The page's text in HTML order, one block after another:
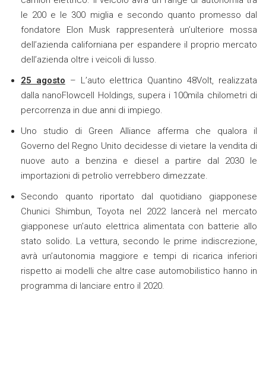
le 200 e le 300 miglia e secondo quanto promesso dal
fondatore Elon Musk rappresenterà un’ulteriore mossa
dell’azienda californiana per espandere il proprio mercato
dell’azienda oltre i veicoli di lusso.
25 agosto – L’auto elettrica Quantino 48Volt, realizzata
dalla nanoFlowcell Holdings, supera i 100mila chilometri di
percorrenza in due anni di impiego.
Uno studio di Green Alliance afferma che qualora il
Governo del Regno Unito decidesse di vietare la vendita di
nuove auto a benzina e diesel a partire dal 2030 le
importazioni di petrolio verrebbero dimezzate.
Secondo quanto riportato dal quotidiano giapponese
Chunici Shimbun, Toyota nel 2022 lancerà nel mercato
giapponese un’auto elettrica alimentata con batterie allo
stato solido. La vettura, secondo le prime indiscrezione,
avrà un’autonomia maggiore e tempi di ricarica inferiori
rispetto ai modelli che altre case automobilistico hanno in
programma di lanciare entro il 2020.